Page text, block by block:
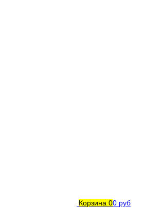
Корзина 00 руб